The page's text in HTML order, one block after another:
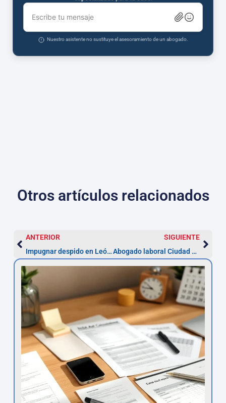
Escribe tu mensaje
Nuestro asistente no sustituye el asesoramiento de un abogado.
Otros artículos relacionados
ANTERIOR
Impugnar despido en León: 20 días para actuar y pasos
SIGUIENTE
Abogado laboral Ciudad Real: impugna en 20 días